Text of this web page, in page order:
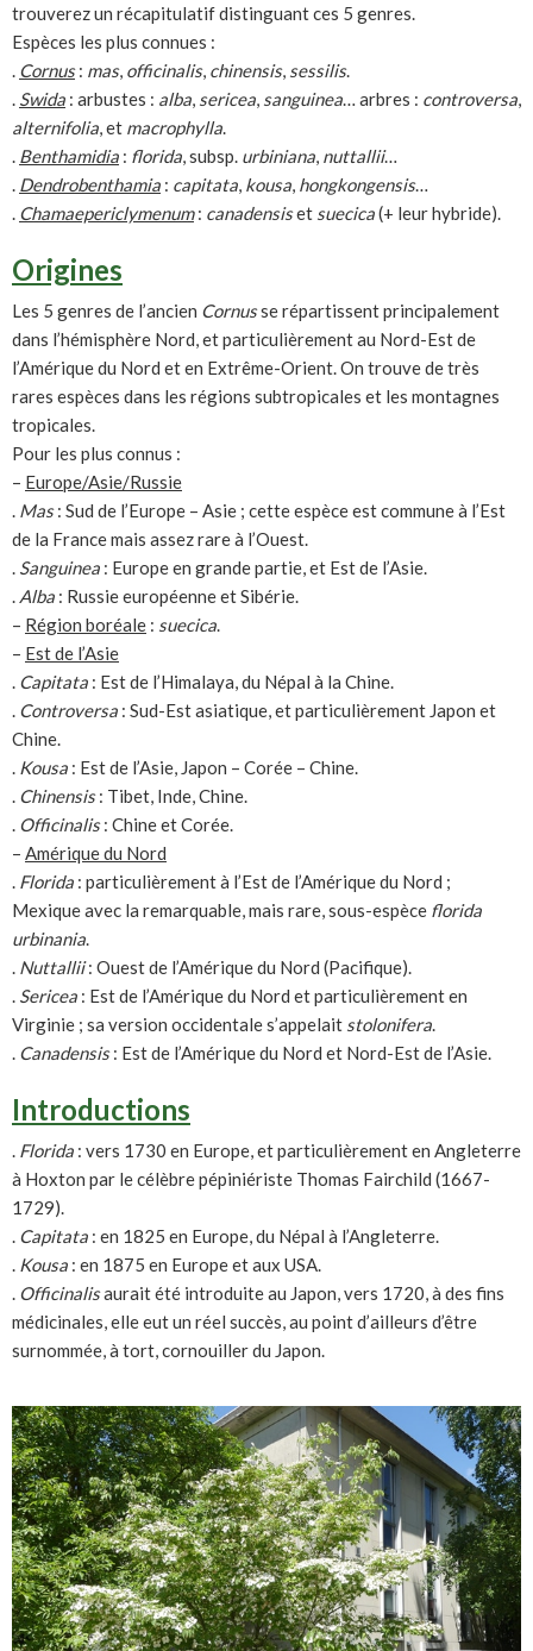
trouverez un récapitulatif distinguant ces 5 genres.
Espèces les plus connues :
. Cornus: mas, officinalis, chinensis, sessilis.
. Swida : arbustes : alba, sericea, sanguinea… arbres : controversa,
alternifolia, et macrophylla.
. Benthamidia : florida, subsp. urbiniana, nuttallii…
. Dendrobenthamia : capitata, kousa, hongkongensis…
. Chamaepericlymenum: canadensiset suecica(+ leur hybride).
Origines
Les 5 genres de l’ancien Cornusse répartissent principalement
dans l’hémisphère Nord, et particulièrement au Nord-Est de
l’Amérique du Nord et en Extrême-Orient. On trouve de très
rares espèces dans les régions subtropicales et les montagnes
tropicales.
Pour les plus connus :
– Europe/Asie/Russie
. Mas: Sud de l’Europe – Asie ; cette espèce est commune à l’Est
de la France mais assez rare à l’Ouest.
. Sanguinea : Europe en grande partie, et Est de l’Asie.
. Alba : Russie européenne et Sibérie.
– Région boréale : suecica.
– Est de l’Asie
. Capitata : Est de l’Himalaya, du Népal à la Chine.
. Controversa : Sud-Est asiatique, et particulièrement Japon et
Chine.
. Kousa : Est de l’Asie, Japon – Corée – Chine.
. Chinensis: Tibet, Inde, Chine.
. Officinalis: Chine et Corée.
– Amérique du Nord
. Florida : particulièrement à l’Est de l’Amérique du Nord ;
Mexique avec la remarquable, mais rare, sous-espèce florida
urbinania.
. Nuttallii: Ouest de l’Amérique du Nord (Pacifique).
. Sericea : Est de l’Amérique du Nord et particulièrement en
Virginie ; sa version occidentale s’appelait stolonifera.
. Canadensis: Est de l’Amérique du Nord et Nord-Est de l’Asie.
Introductions
. Florida : vers 1730 en Europe, et particulièrement en Angleterre
à Hoxton par le célèbre pépiniériste Thomas Fairchild (1667-
1729).
. Capitata : en 1825 en Europe, du Népal à l’Angleterre.
. Kousa : en 1875 en Europe et aux USA.
. Officinalisaurait été introduite au Japon, vers 1720, à des fins
médicinales, elle eut un réel succès, au point d’ailleurs d’être
surnommée, à tort, cornouiller du Japon.